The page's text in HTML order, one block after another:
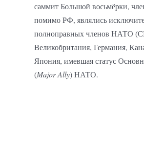
саммит Большой восьмёрки,
помимо РФ, являлись
полноправных членов НАТО
Великобритания, Германия,
Япония, имевшая статус
(Major Ally) НАТО.